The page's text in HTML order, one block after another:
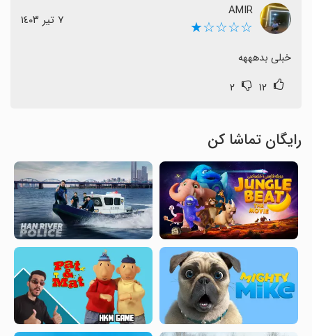
AMIR
☆☆☆☆★ ٧ تیر ١٤٠٣
خبلی بدهههه
۱۲ ۲
رایگان تماشا کن